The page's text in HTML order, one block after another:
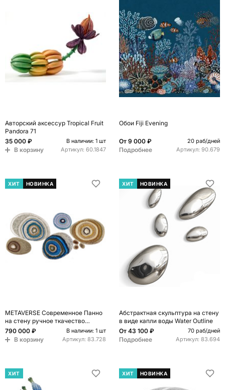
Авторский аксессур Tropical Fruit
Pandora 71
35 000 ₽
В наличии: 1 шт
В корзину Артикул: 60.1847
Обои Fiji Evening
От 9 000 ₽ 20 раб/дней
Подробнее Артикул: 90.679
ХИТ НОВИНКА
METAVERSE Современное Панно
на стену ручное ткачество
Большая композиция из 5 частей
790 000 ₽ В наличии: 1 шт
В корзину Артикул: 83.728
ХИТ НОВИНКА
Абстрактная скульптура на стену
в виде капли воды Water Outline
От 43 100 ₽ 70 раб/дней
Подробнее Артикул: 83.694
ХИТ ХИТ НОВИНКА